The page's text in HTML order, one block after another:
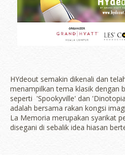
HYdeout semakin dikenali dan
menampilkan tema klasik dengan
seperti 'Spookyville' dan
adalah bersama rakan kongsi
La Memoria merupakan syarikat
disegani di sebalik idea hiasan